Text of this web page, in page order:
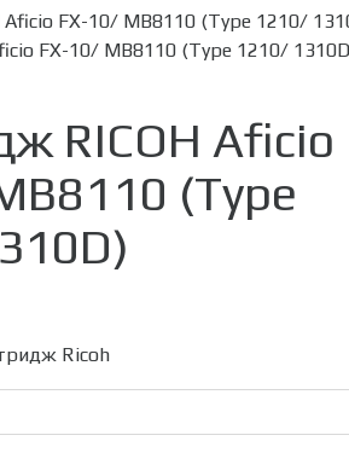
FX-10/ MB8110 (Type 1210/
RICOH Aficio
(Type
Ricoh